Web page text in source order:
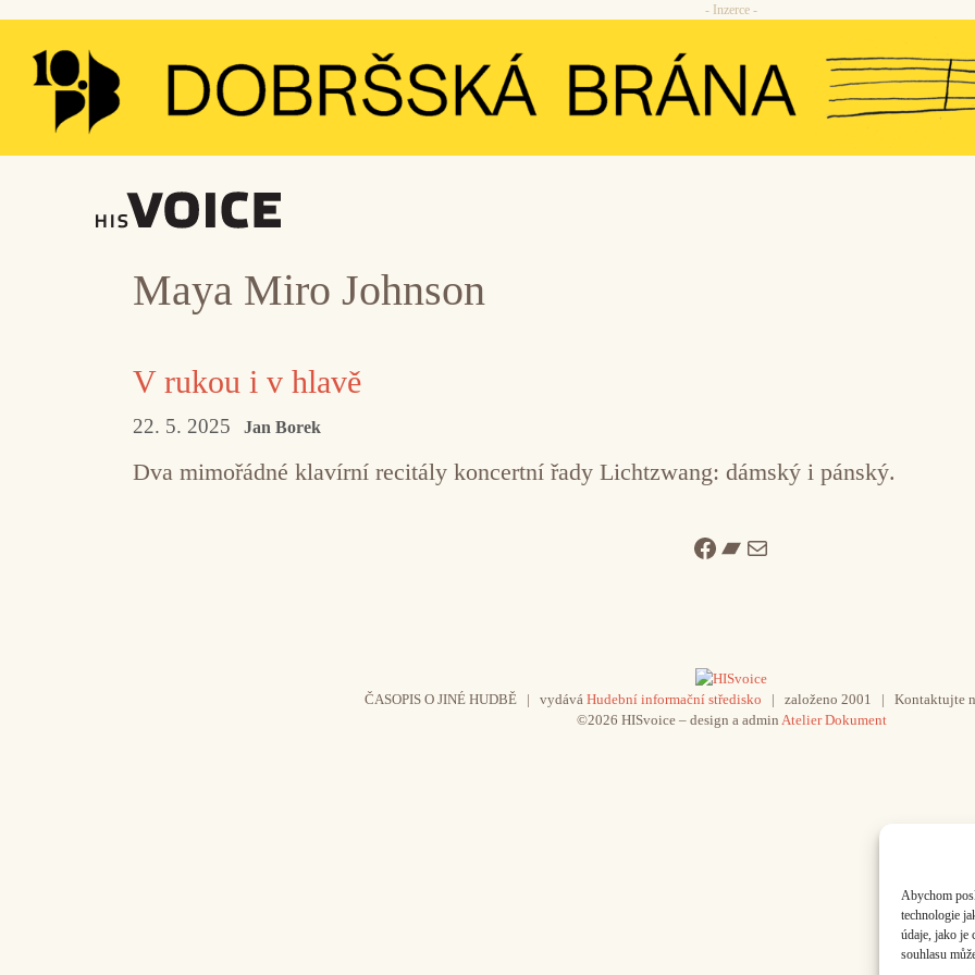
Abychom
technologie
údaje, jako je
souhlasu
Přeskočit
obsah
- Inzerce -
Maya Miro Johnson
V rukou i v hlavě
22. 5. 2025 Jan Borek
Dva mimořádné klavírní recitály koncertní řady Lichtzwang: dámský i pánský.
Facebook
Bandcamp
Mail
ČASOPIS O JINÉ HUDBĚ | vydává Hudební informační středisko | založeno 2001 | Kontaktujte
©2026 HISvoice – design a admin Atelier Dokument